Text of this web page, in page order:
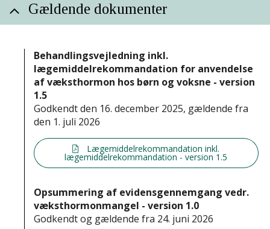
Gældende dokumenter
Behandlingsvejledning inkl.
lægemiddelrekommandation for anvendelse
af væksthormon hos børn og voksne - version
1.5
Godkendt den 16. december 2025, gældende fra
den 1. juli 2026
Lægemiddelrekommandation inkl.
lægemiddelrekommandation - version 1.5
Opsummering af evidensgennemgang vedr.
væksthormonmangel - version 1.0
Godkendt og gældende fra 24. juni 2026